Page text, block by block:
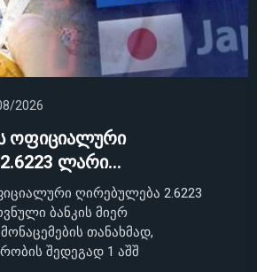
2026
ოფიციალური
ლარი…
ღირებულება 2.6223
ბანკის მიერ
თანახმად,
შედეგად 1 აშშ